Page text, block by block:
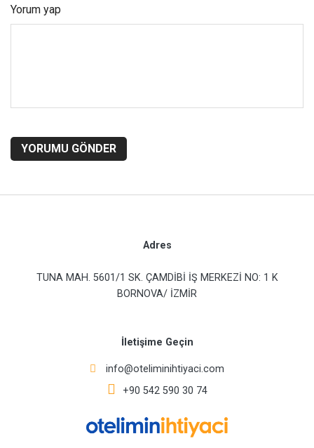
Yorum yap
YORUMU GÖNDER
Adres
TUNA MAH. 5601/1 SK. ÇAMDİBİ İŞ MERKEZİ NO: 1 K
BORNOVA/ İZMİR
İletişime Geçin
info@oteliminihtiyaci.com
+90 542 590 30 74